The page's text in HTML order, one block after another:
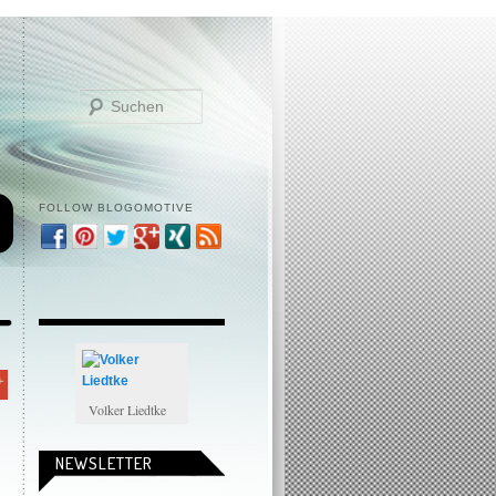
FOLLOW BLOGOMOTIVE
Volker Liedtke
NEWSLETTER